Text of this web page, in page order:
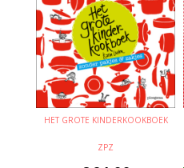
HET GROTE KINDERKOOKBOEK
ZPZ